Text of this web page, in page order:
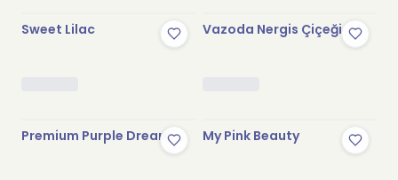
Sweet Lilac Vazoda Nergis Çiçeği
Premium Purple Dream My Pink Beauty